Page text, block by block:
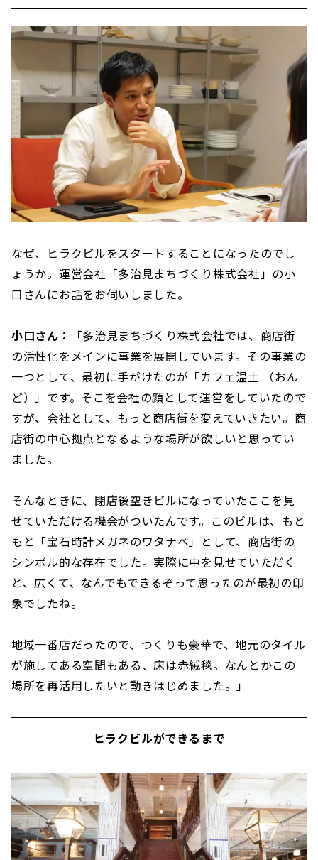
なぜ、ヒラクビルをスタートすることになったのでし
ょうか。運営会社「多治見まちづくり株式会社」の小
口さんにお話をお伺いしました。
小口さん：
「多治見まちづくり株式会社では、商店街
の活性化をメインに事業を展開しています。その事業の
一つとして、最初に手がけたのが「カフェ温土 （おん
ど）」です。そこを会社の顔として運営をしていたので
すが、会社として、もっと商店街を変えていきたい。商
店街の中心拠点となるような場所が欲しいと思ってい
ました。
そんなときに、閉店後空きビルになっていたここを見
せていただける機会がついたんです。このビルは、もと
もと「宝石時計メガネのワタナベ」として、商店街の
シンボル的な存在でした。実際に中を見せていただく
と、広くて、なんでもできるぞって思ったのが最初の印
象でしたね。
地域一番店だったので、つくりも豪華で、地元のタイル
が施してある空間もある、床は赤絨毯。なんとかこの
場所を再活用したいと動きはじめました。」
ヒラクビルができるまで